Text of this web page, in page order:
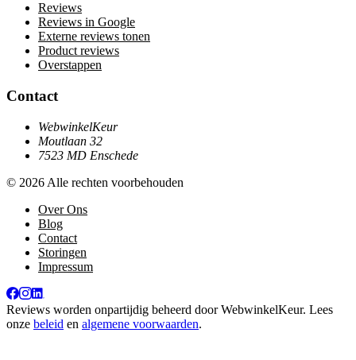
Reviews
Reviews in Google
Externe reviews tonen
Product reviews
Overstappen
Contact
WebwinkelKeur
Moutlaan 32
7523 MD Enschede
© 2026 Alle rechten voorbehouden
Over Ons
Blog
Contact
Storingen
Impressum
Reviews worden onpartijdig beheerd doorWebwinkelKeur. Lees
onze beleid en algemene voorwaarden.